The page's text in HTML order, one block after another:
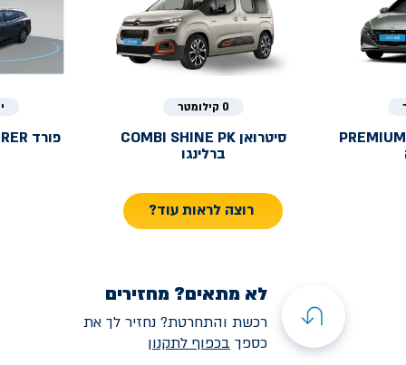
0 קילומטר
סיטרואן COMBI SHINE PK
ברלינגו
פורד
רוצה לראות עוד?
לא מתאים? מחזירים
רכשת והתחרטת? נחזיר לך את
כספך בכפוף לתקנון